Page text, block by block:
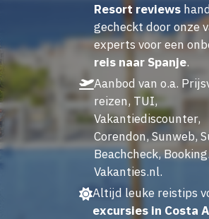
Resort reviews
gecheckt door onze
experts voor een
reis naar Spanje.
Aanbod van o.a.
reizen, TUI,
Vakantiediscounter,
Corendon, Sunweb,
Beachcheck,
Vakanties.nl.
Altijd leuke reistips
excursies in Costa